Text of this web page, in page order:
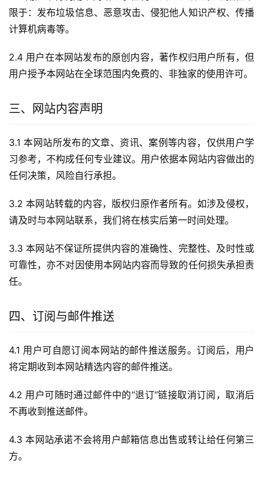
限于：发布垃圾信息、恶意攻击、侵犯他人知识产权、传播
计算机病毒等。
2.4 用户在本网站发布的原创内容，著作权归用户所有，但
用户授予本网站在全球范围内免费的、非独家的使用许可。
三、网站内容声明
3.1 本网站所发布的文章、资讯、案例等内容，仅供用户学
习参考，不构成任何专业建议。用户依据本网站内容做出的
任何决策，风险自行承担。
3.2 本网站转载的内容，版权归原作者所有。如涉及侵权，
请及时与本网站联系，我们将在核实后第一时间处理。
3.3 本网站不保证所提供内容的准确性、完整性、及时性或
可靠性，亦不对因使用本网站内容而导致的任何损失承担责
任。
四、订阅与邮件推送
4.1 用户可自愿订阅本网站的邮件推送服务。订阅后，用户
将定期收到本网站精选内容的邮件推送。
4.2 用户可随时通过邮件中的“退订”链接取消订阅，取消后
不再收到推送邮件。
4.3 本网站承诺不会将用户邮箱信息出售或转让给任何第三
方。